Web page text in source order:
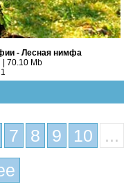
- Лесная нимфа
| 70.10 Mb
7 8 9 10
...